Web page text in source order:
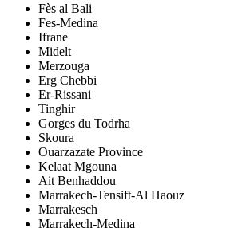
Fès al Bali
Fes-Medina
Ifrane
Midelt
Merzouga
Erg Chebbi
Er-Rissani
Tinghir
Gorges du Todrha
Skoura
Ouarzazate Province
Kelaat Mgouna
Ait Benhaddou
Marrakech-Tensift-Al Haouz
Marrakesch
Marrakech-Medina